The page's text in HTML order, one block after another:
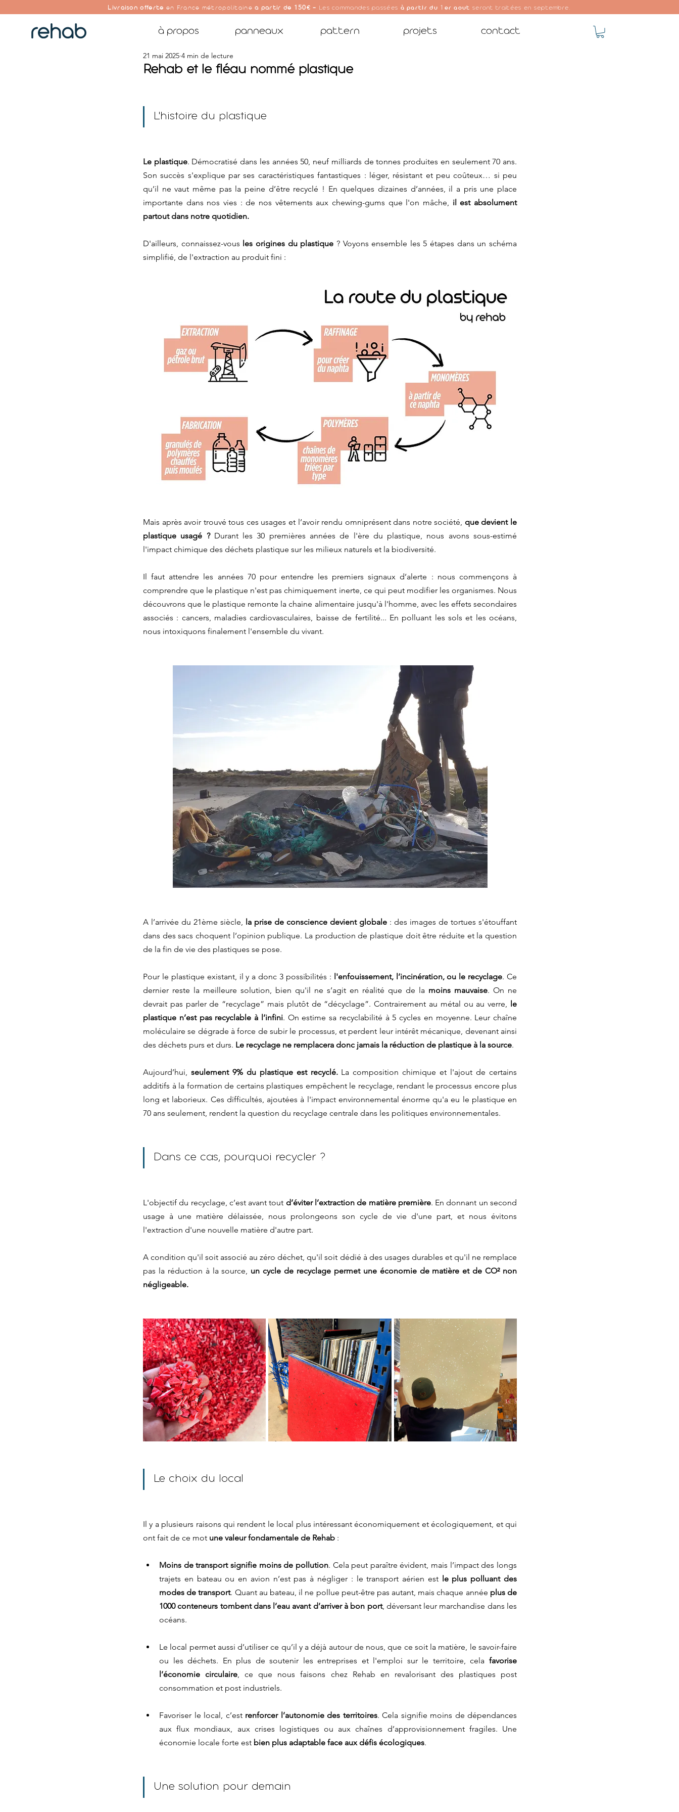
Livraison offerte en France métropolitaineà partir de 150€ - Les commandes passées à partir du 1 er aout seront traitées en septembre.
à propos panneaux pattern projets contact
Rehab et le fléau nommé plastique
21 mai 2025 4 min de lecture
L'histoire du plastique
Le plastique. Démocratisé dans les années 50, neuf milliards de tonnes produites en seulement 70 ans.
Son succès s'explique par ses caractéristiques fantastiques : léger, résistant et peu coûteux… si peu
qu’il ne vaut même pas la peine d’être recyclé ! En quelques dizaines d’années, il a pris une place
importante dans nos vies : de nos vêtements aux chewing-gums que l'on mâche, il est absolument
partout dans notre quotidien.
D'ailleurs, connaissez-vous les origines du plastique ? Voyons ensemble les 5 étapes dans un schéma
simplifié, de l'extraction au produit fini :
Mais après avoir trouvé tous ces usages et l’avoir rendu omniprésent dans notre société, que devient le
plastique usagé ? Durant les 30 premières années de l'ère du plastique, nous avons sous-estimé
l'impact chimique des déchets plastique sur les milieux naturels et la biodiversité.
Il faut attendre les années 70 pour entendre les premiers signaux d’alerte : nous commençons à
comprendre que le plastique n'est pas chimiquement inerte, ce qui peut modifier les organismes. Nous
découvrons que le plastique remonte la chaine alimentaire jusqu'à l'homme, avec les effets secondaires
associés : cancers, maladies cardiovasculaires, baisse de fertilité... En polluant les sols et les océans,
nous intoxiquons finalement l'ensemble du vivant.
A l’arrivée du 21ème siècle, la prise de conscience devient globale : des images de tortues s'étouffant
dans des sacs choquent l’opinion publique. La production de plastique doit être réduite et la question
de la fin de vie des plastiques se pose.
Pour le plastique existant, il y a donc 3 possibilités : l'enfouissement, l’incinération, ou le recyclage. Ce
dernier reste la meilleure solution, bien qu'il ne s’agit en réalité que de la moins mauvaise. On ne
devrait pas parler de “recyclage” mais plutôt de “décyclage”. Contrairement au métal ou au verre, le
plastique n’est pas recyclable à l’infini. On estime sa recyclabilité à 5 cycles en moyenne. Leur chaîne
moléculaire se dégrade à force de subir le processus, et perdent leur intérêt mécanique, devenant ainsi
des déchets purs et durs. Le recyclage ne remplacera donc jamais la réduction de plastique à la source.
Aujourd’hui, seulement 9% du plastique est recyclé. La composition chimique et l'ajout de certains
additifs à la formation de certains plastiques empêchent le recyclage, rendant le processus encore plus
long et laborieux. Ces difficultés, ajoutées à l'impact environnemental énorme qu'a eu le plastique en
70 ans seulement, rendent la question du recyclage centrale dans les politiques environnementales.
Dans ce cas, pourquoi recycler ?
L'objectif du recyclage, c’est avant tout d’éviter l’extraction de matière première. En donnant un second
usage à une matière délaissée, nous prolongeons son cycle de vie d'une part, et nous évitons
l'extraction d'une nouvelle matière d'autre part.
A condition qu'il soit associé au zéro déchet, qu'il soit dédié à des usages durables et qu'il ne remplace
pas la réduction à la source, un cycle de recyclage permet une économie de matière et de CO² non
négligeable.
Le choix du local
Il y a plusieurs raisons qui rendent le local plus intéressant économiquement et écologiquement, et qui
ont fait de ce mot une valeur fondamentale de Rehab :
Moins de transport signifie moins de pollution. Cela peut paraître évident, mais l’impact des longs
trajets en bateau ou en avion n’est pas à négliger : le transport aérien est le plus polluant des
modes de transport. Quant au bateau, il ne pollue peut-être pas autant, mais chaque année plus de
1000 conteneurs tombent dans l’eau avant d’arriver à bon port, déversant leur marchandise dans les
océans.
Le local permet aussi d’utiliser ce qu’il y a déjà autour de nous, que ce soit la matière, le savoir-faire
ou les déchets. En plus de soutenir les entreprises et l'emploi sur le territoire, cela favorise
l’économie circulaire, ce que nous faisons chez Rehab en revalorisant des plastiques post
consommation et post industriels.
Favoriser le local, c’est renforcer l’autonomie des territoires. Cela signifie moins de dépendances
aux flux mondiaux, aux crises logistiques ou aux chaînes d’approvisionnement fragiles. Une
économie locale forte est bien plus adaptable face aux défis écologiques.
Une solution pour demain